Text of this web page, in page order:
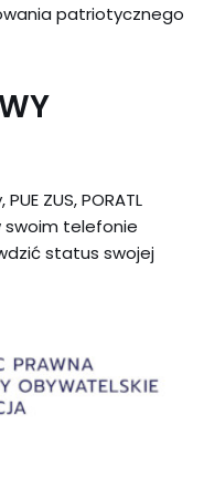
patriotycznego
ZUS, PORATL
swoim telefonie
status swojej